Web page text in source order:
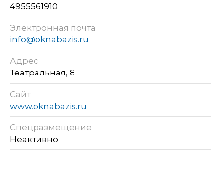
4955561910
Электронная почта
info@oknabazis.ru
Адрес
Театральная, 8
Сайт
www.oknabazis.ru
Спецразмещение
Неактивно